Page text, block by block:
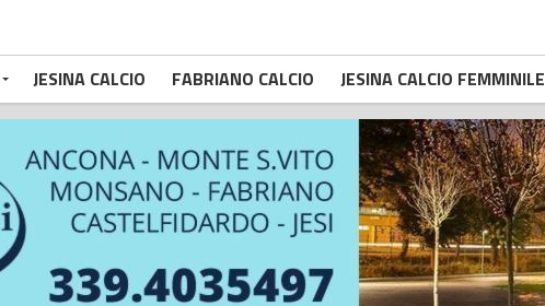
JESINA CALCIO FABRIANO CALCIO JESINA CALCIO FEMMINILE